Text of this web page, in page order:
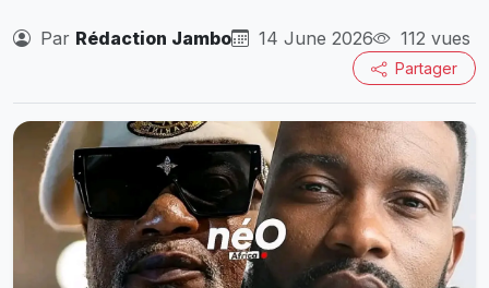
Par Rédaction Jambo 14 June 2026 112 vues
Partager